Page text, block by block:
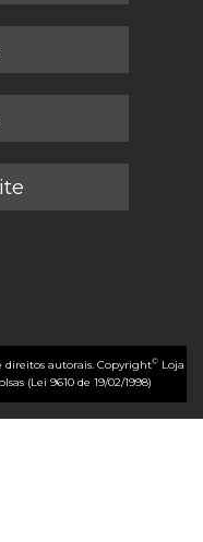
direitos autorais. Copyright©Loja
(Lei 9610 de 19/02/1998)